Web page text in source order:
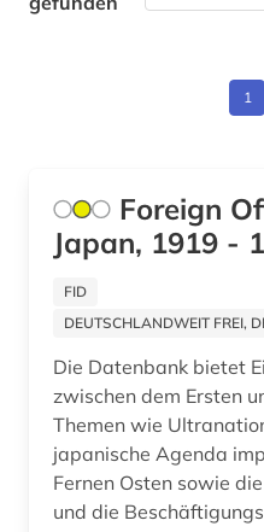
zeitung (3)
Kroatien (1)
Litauen (1)
Luxemburg (1)
Makedonien (1)
1
Foreign
Japan, 1919 -
FID
DEUTSCHLANDWEIT FREI,
Die Datenbank bietet
zwischen dem Ersten
Themen wie
japanische Agenda
Fernen Osten sowie
und die